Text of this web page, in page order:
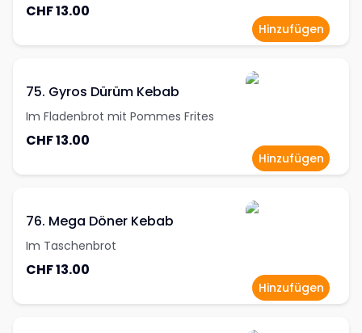
CHF 13.00
Hinzufügen
75. Gyros Dürüm Kebab
Im Fladenbrot mit Pommes Frites
CHF 13.00
Hinzufügen
76. Mega Döner Kebab
Im Taschenbrot
CHF 13.00
Hinzufügen